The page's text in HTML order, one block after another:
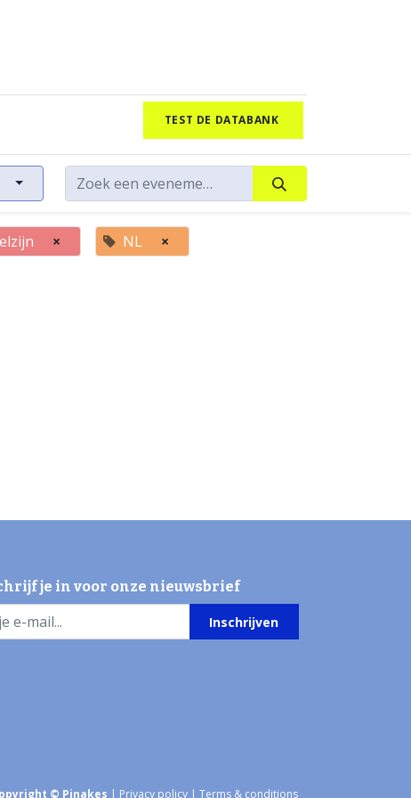
TEST DE DATABANK
× NL ×
je in voor onze nieuwsbrief
Inschrijven
© Pinakes | Privacy policy | Terms & conditions